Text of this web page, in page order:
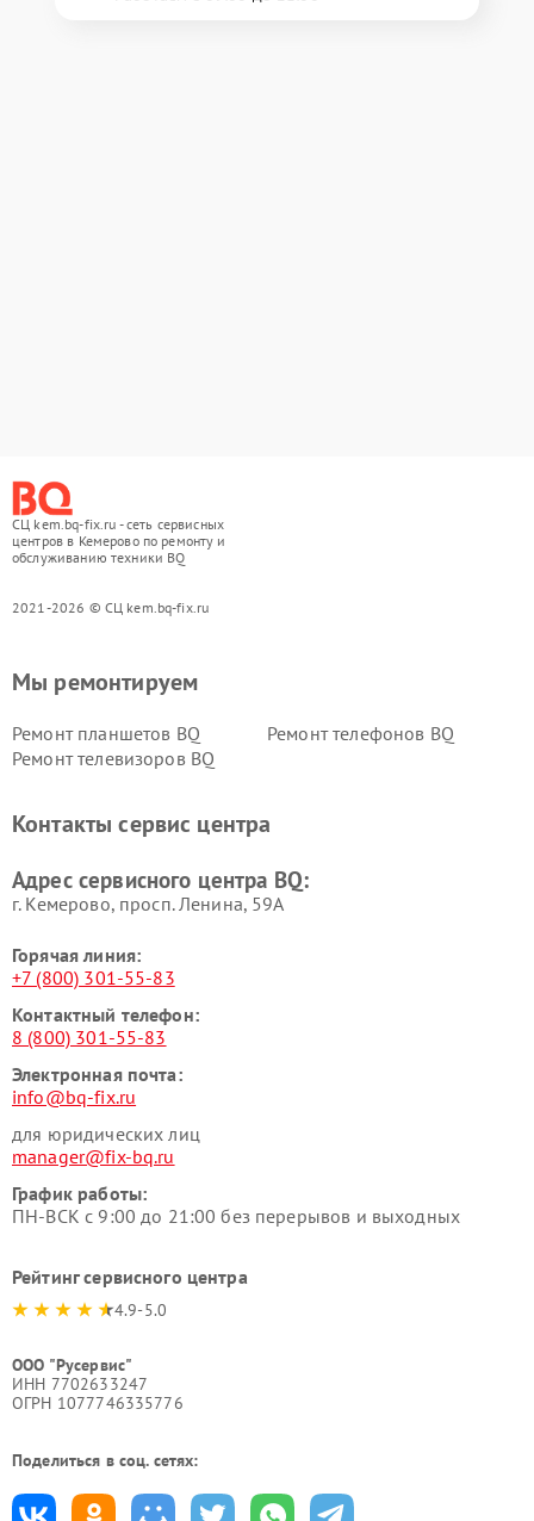
СЦ kem.bq-fix.ru - сеть сервисных
центров в Кемерово по ремонту и
обслуживанию техники BQ
2021-2026 © СЦ kem.bq-fix.ru
Мы ремонтируем
Ремонт планшетов BQ
Ремонт телефонов BQ
Ремонт телевизоров BQ
Контакты сервис центра
Адрес сервисного центра BQ:
г. Кемерово, просп. Ленина, 59А
Горячая линия:
+7 (800) 301-55-83
Контактный телефон:
8 (800) 301-55-83
Электронная почта:
info@bq-fix.ru
для юридических лиц
manager@fix-bq.ru
График работы:
ПН-ВСК с 9:00 до 21:00 без перерывов и выходных
Рейтинг сервисного центра
4.9-5.0
ООО "Русервис"
ИНН 7702633247
ОГРН 1077746335776
Поделиться в соц. сетях: